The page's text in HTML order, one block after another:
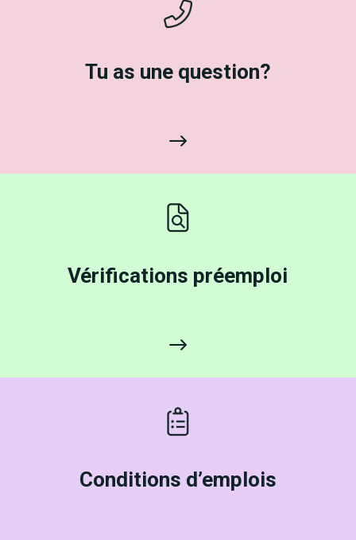
Tu as une question?
Vérifications préemploi
Conditions d’emplois